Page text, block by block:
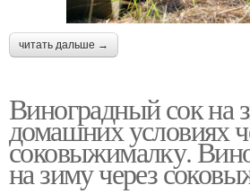
читать дальше →
Виноградный сок на
домашних условиях
соковыжималку.
на зиму через